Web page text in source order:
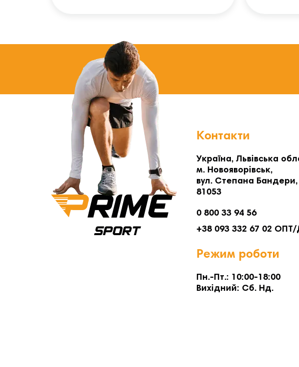
Контакти
Україна, Львівська
м. Новояворівськ,
вул. Степана Бандери,
81053
0 800 33 94 56
+38 093 332 67 02
Режим роботи
Пн.-Пт.: 10:00-18:00
Вихідний: Сб. Нд.